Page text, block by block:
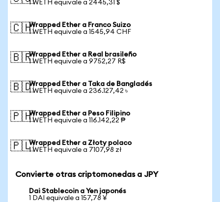
1 WETH equivale a 2445,31 $
🇨🇭Wrapped Ether a Franco Suizo
1 WETH equivale a 1545,94 CHF
🇧🇷Wrapped Ether a Real brasileño
1 WETH equivale a 9752,27 R$
🇧🇩Wrapped Ether a Taka de Bangladés
1 WETH equivale a 236.127,42 ৳
🇵🇭Wrapped Ether a Peso Filipino
1 WETH equivale a 116.142,22 ₱
🇵🇱Wrapped Ether a Złoty polaco
1 WETH equivale a 7107,98 zł
Convierte otras criptomonedas a JPY
Dai Stablecoin a Yen japonés
1 DAI equivale a 157,78 ¥